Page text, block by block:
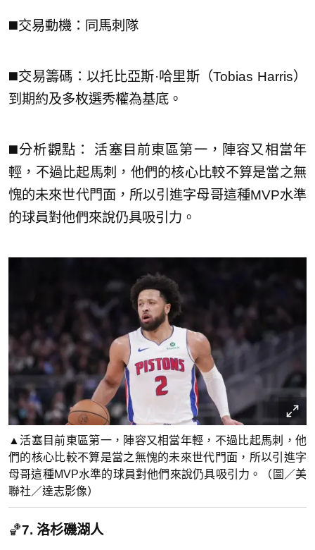
◼️交易動機：同馬刺隊
◼️交易籌碼：以托比亞斯·哈里斯（Tobias Harris）
到期約及多枚選秀權為基底。
◼️分析觀點： 活塞目前東區第一，陣容又相當年
輕，不過比起馬刺，他們的核心比較不算是當之無
愧的未來世代門面，所以引進字母哥這種MVP水準
的球員對他們來說仍具吸引力。
▲活塞目前東區第一，陣容又相當年輕，不過比起馬刺，他
們的核心比較不算是當之無愧的未來世代門面，所以引進字
母哥這種MVP水準的球員對他們來說仍具吸引力。（圖／美
聯社／達志影像）
🏀7. 洛杉磯湖人